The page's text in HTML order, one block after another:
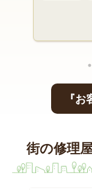
『
街の修理